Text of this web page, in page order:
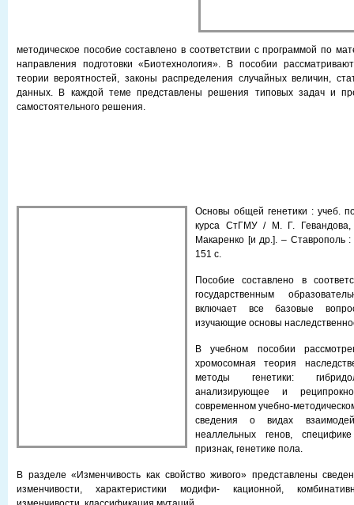
методическое пособие составлено в соответствии с программой по
направления подготовки «Биотехнология». В пособии
теории вероятностей, законы распределения случайных величин,
данных. В каждой теме представлены решения типовых задач и
самостоятельного решения.
Основы общей генетики : учеб.
курса СтГМУ / М. Г.
Макаренко [и др.]. – Ставрополь
151 с.
Пособие составлено в
государственным
включает все базовые
изучающие основы
В учебном пособии
хромосомная теория
методы генетики:
анализирующее и
современном учебно-
сведения о видах
неаллельных генов,
признак, генетике пола.
В разделе «Изменчивость как свойство живого» представлены
изменчивости, характеристики модифи- кационной,